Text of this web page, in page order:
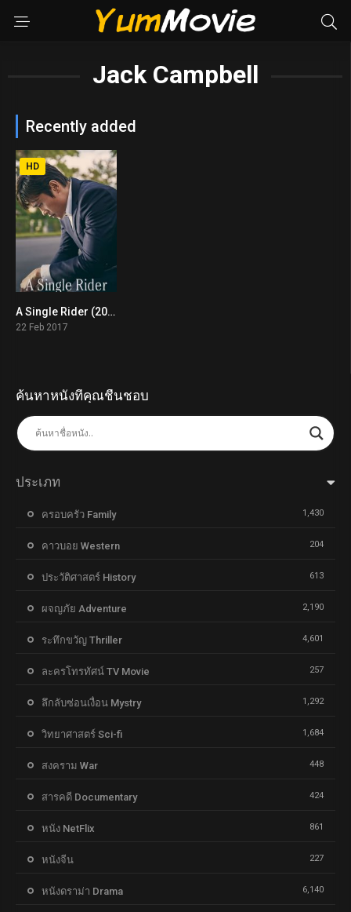
Jack Campbell
Recently added
6.6
HD
A Single Rider (2017)
22 Feb 2017
ค้นหาหนังที่คุณชื่นชอบ
ประเภท
ครอบครัว Family 1,430
คาวบอย Western 204
ประวัติศาสตร์ History 613
ผจญภัย Adventure 2,190
ระทึกขวัญ Thriller 4,601
ละครโทรทัศน์ TV Movie 257
ลึกลับซ่อนเงื่อน Mystry 1,292
วิทยาศาสตร์ Sci-fi 1,684
สงคราม War 448
สารคดี Documentary 424
หนัง NetFlix 861
หนังจีน 227
หนังดราม่า Drama 6,140